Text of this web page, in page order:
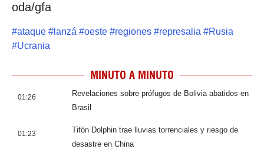
oda/gfa
#ataque # lanzá #oeste #regiones #represalia #Rusia
#Ucrania
MINUTO A MINUTO
01:26
Revelaciones sobre prófugos de Bolivia abatidos en
Brasil
01:23
Tifón Dolphin trae lluvias torrenciales y riesgo de
desastre en China